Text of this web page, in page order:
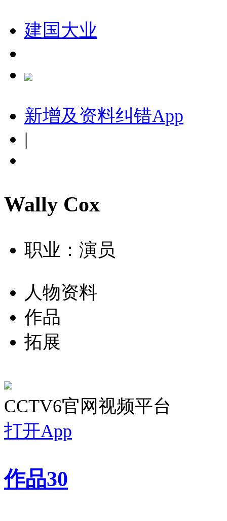
建国大业
新增及资料纠错App
|
Wally Cox
职业：演员
人物资料
作品
拓展
CCTV6官网视频平台
打开App
作品30